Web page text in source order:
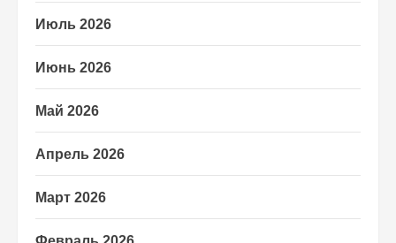
Июль 2026
Июнь 2026
Май 2026
Апрель 2026
Март 2026